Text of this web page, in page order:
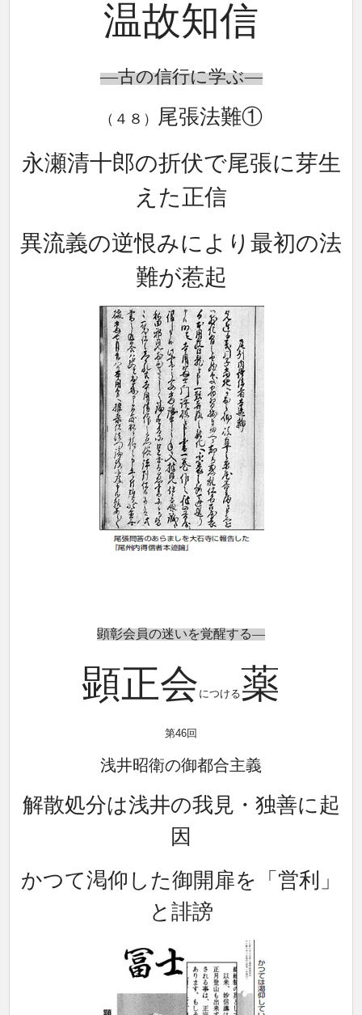
温故知信
―古の信行に学ぶ―
（４８） 尾張法難①
永瀬清十郎の折伏で尾張に芽生
えた正信
異流義の逆恨みにより最初の法
難が惹起
顕彰会員の迷いを覚醒する―
顕正会 につける薬
第46回
浅井昭衛の御都合主義
解散処分は浅井の我見・独善に起
因
かつて渇仰した御開扉を「営利」
と誹謗